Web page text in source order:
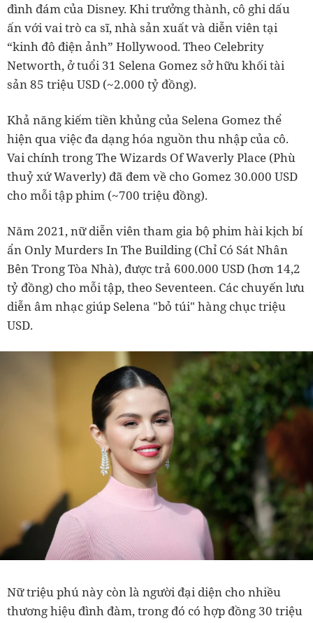
đình đám của Disney. Khi trưởng thành, cô ghi dấu
ấn với vai trò ca sĩ, nhà sản xuất và diễn viên tại
“kinh đô điện ảnh” Hollywood. Theo Celebrity
Networth, ở tuổi 31 Selena Gomez sở hữu khối tài
sản 85 triệu USD (~2.000 tỷ đồng).
Khả năng kiếm tiền khủng của Selena Gomez thể
hiện qua việc đa dạng hóa nguồn thu nhập của cô.
Vai chính trong The Wizards Of Waverly Place (Phù
thuỷ xứ Waverly) đã đem về cho Gomez 30.000 USD
cho mỗi tập phim (~700 triệu đồng).
Năm 2021, nữ diễn viên tham gia bộ phim hài kịch bí
ẩn Only Murders In The Building (Chỉ Có Sát Nhân
Bên Trong Tòa Nhà), được trả 600.000 USD (hơn 14,2
tỷ đồng) cho mỗi tập, theo Seventeen. Các chuyến lưu
diễn âm nhạc giúp Selena "bỏ túi" hàng chục triệu
USD.
Nữ triệu phú này còn là người đại diện cho nhiều
thương hiệu đình đàm, trong đó có hợp đồng 30 triệu